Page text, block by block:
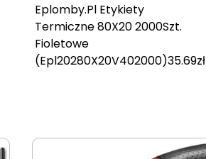
Eplomby.Pl Etykiety
Termiczne 80X20 2000Szt.
Fioletowe
(Epl20280X20V402000)35.69zł